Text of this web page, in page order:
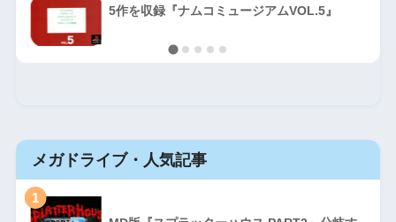
5作を収録『ナムコミュージアムVOL.5』
メガドライブ・人気記事
1